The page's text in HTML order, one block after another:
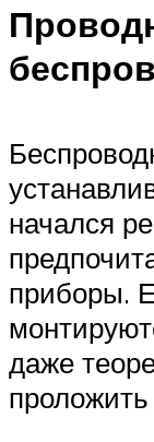
начался
приборы.
даже